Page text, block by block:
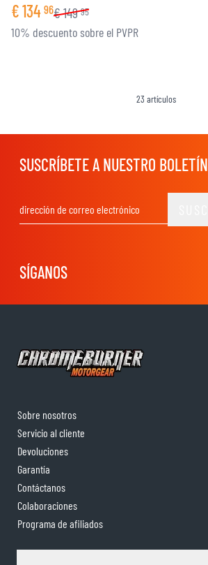
€134 96€149 95
10% descuento sobre el PVPR
23 artículos
SUSCRÍBETE A NUESTRO BOLETÍN
SÍGANOS
Sobre nosotros
Servicio al cliente
Devoluciones
Garantía
Contáctanos
Colaboraciones
Programa de afiliados